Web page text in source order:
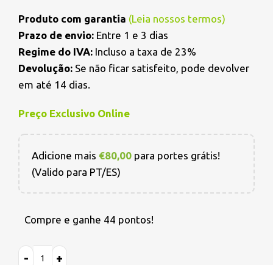
Produto com garantia (Leia nossos termos)
Prazo de envio: Entre 1 e 3 dias
Regime do IVA: Incluso a taxa de 23%
Devolução: Se não ficar satisfeito, pode devolver
em até 14 dias.
Preço Exclusivo Online
Adicione mais €80,00 para portes grátis!
(Valido para PT/ES)
Compre e ganhe 44 pontos!